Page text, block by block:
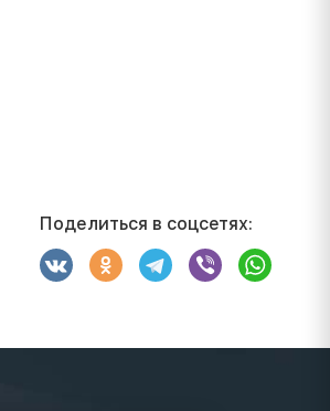
Поделиться в соцсетях: